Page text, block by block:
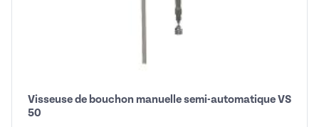
Visseuse de bouchon manuelle semi-automatique VS
50